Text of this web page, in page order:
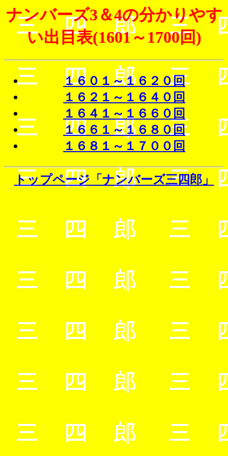
ナンバーズ3＆4の分かりやす
い出目表(1601～1700回)
１６０１～１６２０回
１６２１～１６４０回
１６４１～１６６０回
１６６１～１６８０回
１６８１～１７００回
トップページ「ナンバーズ三四郎」